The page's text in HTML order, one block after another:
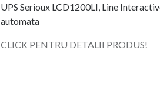
UPS Serioux LCD1200LI, Line
automata
CLICK PENTRU DETALII PRODUS!